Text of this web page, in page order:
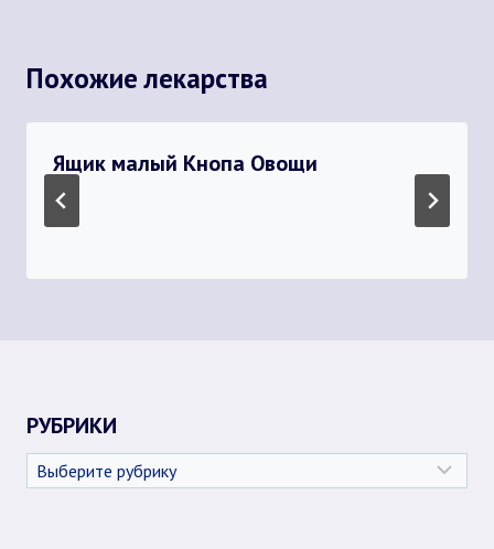
Похожие лекарства
Ящик малый Кнопа Овощи
РУБРИКИ
Рубрики